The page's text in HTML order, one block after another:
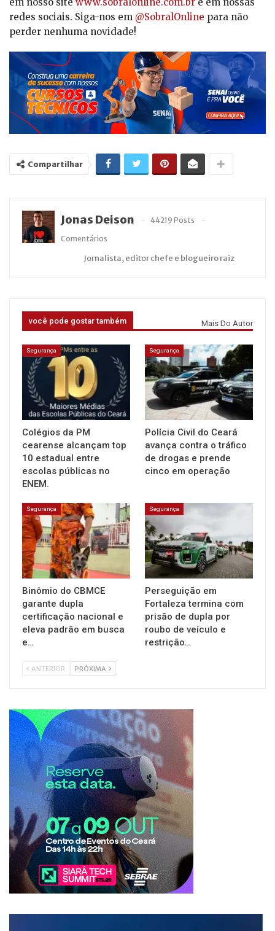
redes sociais. Siga-nos em @SobralOnline para não
perder nenhuma novidade!
Compartilhar
Jonas Deison
44219 Posts
Comentários
Jornalista, editor chefe e blogueiro raiz
você pode gostar também Mais Do Autor
Segurança
Colégios da PM
cearense alcançam top
10 estadual entre
escolas públicas no
ENEM.
Segurança
Polícia Civil do Ceará
avança contra o tráfico
de drogas e prende
cinco em operação
Segurança
Binômio do CBMCE
garante dupla
certificação nacional e
eleva padrão em busca
e…
Segurança
Perseguição em
Fortaleza termina com
prisão de dupla por
roubo de veículo e
restrição…
ANTERIOR PRÓXIMA